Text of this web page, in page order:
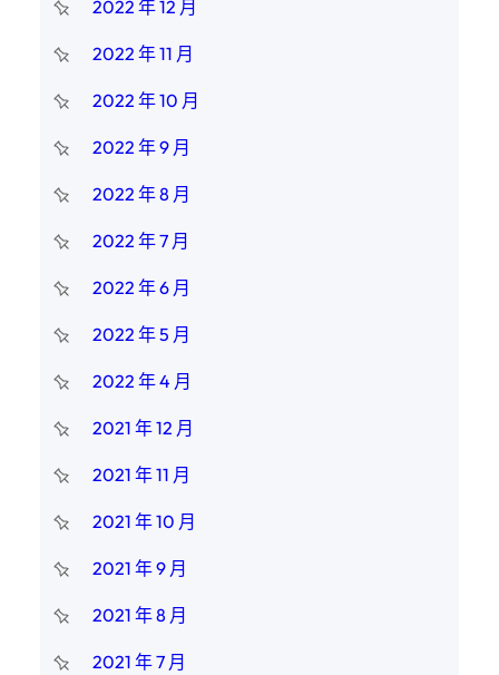
2022 年 12 月
2022 年 11 月
2022 年 10 月
2022 年 9 月
2022 年 8 月
2022 年 7 月
2022 年 6 月
2022 年 5 月
2022 年 4 月
2021 年 12 月
2021 年 11 月
2021 年 10 月
2021 年 9 月
2021 年 8 月
2021 年 7 月